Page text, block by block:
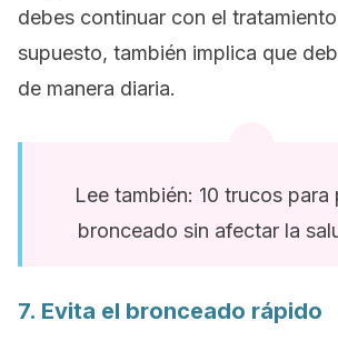
debes continuar con el
supuesto, también implica que
de manera diaria.
Lee también: 10 trucos para
bronceado sin afectar la
7. Evita el bronceado rápido